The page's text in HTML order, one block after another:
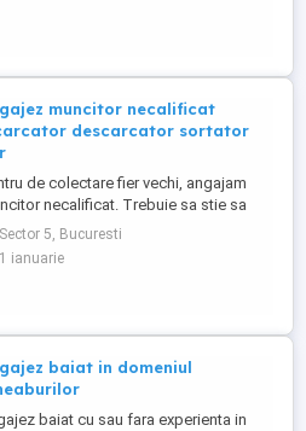
muncitor necalificat
descarcator sortator
de colectare fier vechi, angajam
necalificat. Trebuie sa stie sa
cu flexul, sa cunoasca materialele
Cupru, Alama, Aluminiu, Zamac,
lucru 09-18.30. Zona Pucheni -
Sector 5, Bucuresti
1 ianuarie
baiat in domeniul
baiat cu sau fara experienta in